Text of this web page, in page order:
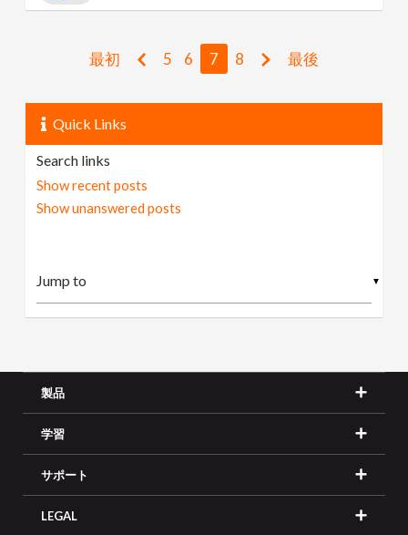
最初 5 6 7 8 最後
Quick Links
Search links
Show recent posts
Show unanswered posts
▼
製品
学習
サポート
LEGAL